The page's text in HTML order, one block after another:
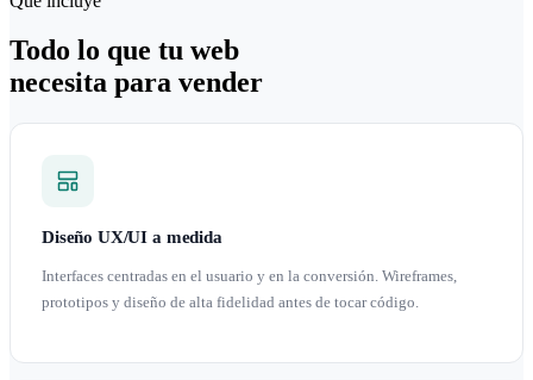
Todo lo que tu web
necesita para vender
Diseño UX/UI a medida
Interfaces centradas en el usuario y en la conversión. Wireframes,
prototipos y diseño de alta fidelidad antes de tocar código.